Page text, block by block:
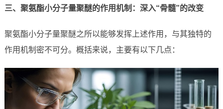
三、聚氨酯小分子量聚醚的作用机制：深入“骨髓”的改变
聚氨酯小分子量聚醚之所以能够发挥上述作用，与其独特的
作用机制密不可分。概括来说，主要有以下几点：